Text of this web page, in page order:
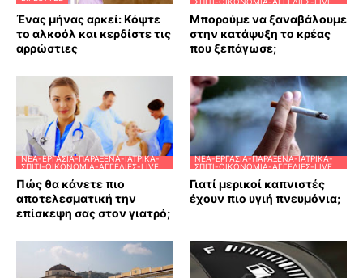
Ένας μήνας αρκεί: Κόψτε
το αλκοόλ και κερδίστε τις
αρρώστιες
Μπορούμε να ξαναβάλουμε
στην κατάψυξη το κρέας
που ξεπάγωσε;
ΝΈΑ-ΕΡΓΑΣΊΑ-ΠΑΡΆΞΕΝΑ-ΙΑΤΡΙΚΆ-
ΣΠΊΤΙ-ΟΙΚΟΝΟΜΊΑ-ΑΓΓΕΛΊΕΣ-LIVE
Πώς θα κάνετε πιο
αποτελεσματική την
επίσκεψη σας στον γιατρό;
ΝΈΑ-ΕΡΓΑΣΊΑ-ΠΑΡΆΞΕΝΑ-ΙΑΤΡΙΚΆ-
ΣΠΊΤΙ-ΟΙΚΟΝΟΜΊΑ-ΑΓΓΕΛΊΕΣ-LIVE
Γιατί μερικοί καπνιστές
έχουν πιο υγιή πνευμόνια;